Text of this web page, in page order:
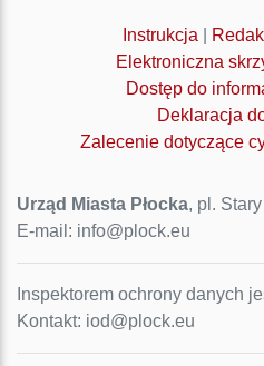
Instrukcja
Elektroniczna
Dostęp do
Deklaracja
Zalecenie dotyczące
Urząd Miasta Płocka, pl.
E-mail: info@plock.eu
Inspektorem ochrony danych
Kontakt: iod@plock.eu